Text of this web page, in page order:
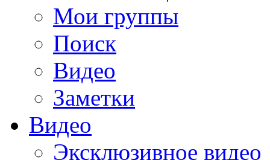
Мои группы
Поиск
Видео
Заметки
Видео
Эксклюзивное видео